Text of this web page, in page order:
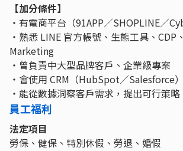
【加分條件】
・有電商平台（91APP／SHOPLINE／
・熟悉 LINE 官方帳號、生態工具、CDP
Marketing
・曾負責中大型品牌客戶、企業級專案
・會使用 CRM（HubSpot／Salesforce）
・能從數據洞察客戶需求，提出可行策略
員工福利
法定項目
勞保、健保、特別休假、勞退、婚假